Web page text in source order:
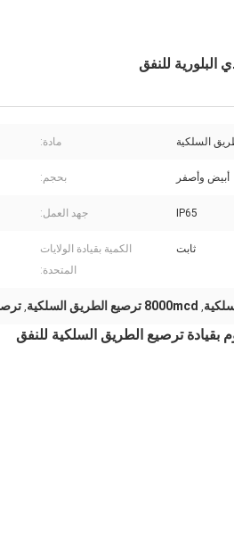
السلكية مادة:
أبيض وأصفر بحجم:
IP65 جهد العمل:
ثابت
الكمية بقيادة الولايات
المتحدة:
, 8000mcd ترصيع الطريق السلكية ,
بقيادة ترصيع الطريق السلكية للنفق